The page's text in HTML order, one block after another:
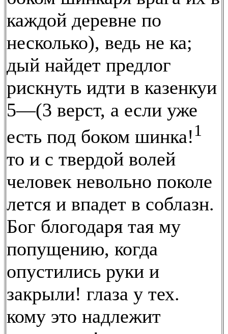
каждой деревне по
несколько), ведь не ка;
дый найдет предлог
рискнуть идти в казенкуи
5—(3 верст, а если уже
есть под боком шинка!1
то и с твердой волей
человек невольно поколе
лется и впадет в соблазн.
Бог блогодаря тая му
попущению, когда
опустились руки и
закрыли! глаза у тех.
кому это надлежит